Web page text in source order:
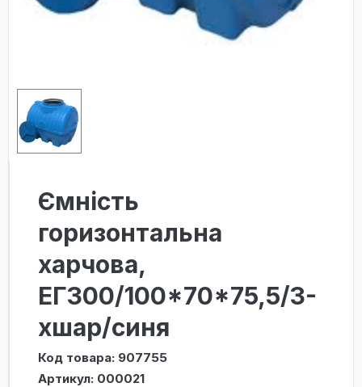
Ємність
горизонтальна
харчова,
ЕГ300/100*70*75,5/3-
хшар/синя
Код товара: 907755
Артикул: 000021